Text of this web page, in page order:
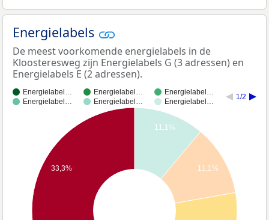
Energielabels
De meest voorkomende energielabels in de
Kloosteresweg zijn Energielabels G (3 adressen) en
Energielabels E (2 adressen).
Energielabel… Energielabel…
Energielabel…
Energielabel…
Energielabel… Energielabel…
1/2
11,1%
11,1%
33,3%